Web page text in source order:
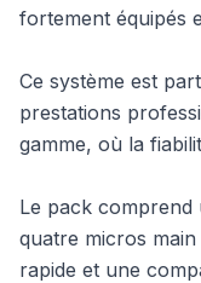
fortement équipés
Ce système est
prestations
gamme, où la
Le pack
quatre micros
rapide et une